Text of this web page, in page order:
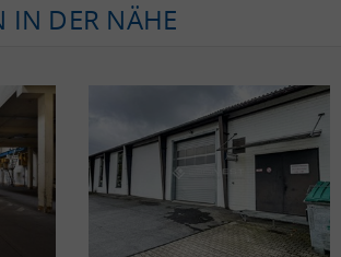
IN DER NÄHE